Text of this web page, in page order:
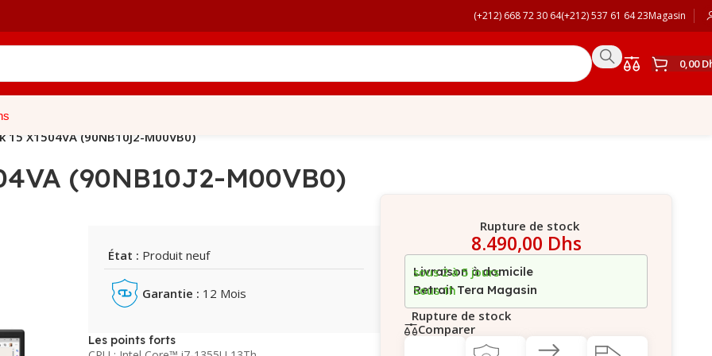
(+212) 668 72 30 64(+212) 537 61 64 23Magasin
0,00
15 X1504VA (90NB10J2-M00VB0)
(90NB10J2-M00VB0)
État : Produit neuf
Garantie : 12 Mois
Les points forts
Rupture de stock
8.490,00 Dhs
Livraison à domicile
sous 2 à 5 jours
Retrait Tera Magasin
Sous 1h
Rupture de stock
Comparer